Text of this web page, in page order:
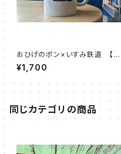
おひげのポン×いすみ鉄道 【マ
グカップ】
¥1,700
同じカテゴリの商品